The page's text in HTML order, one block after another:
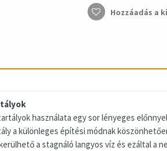
Hozzáadás a
használata egy sor lényeges
a különleges építési módnak
a stagnáló langyos víz és ezáltal a